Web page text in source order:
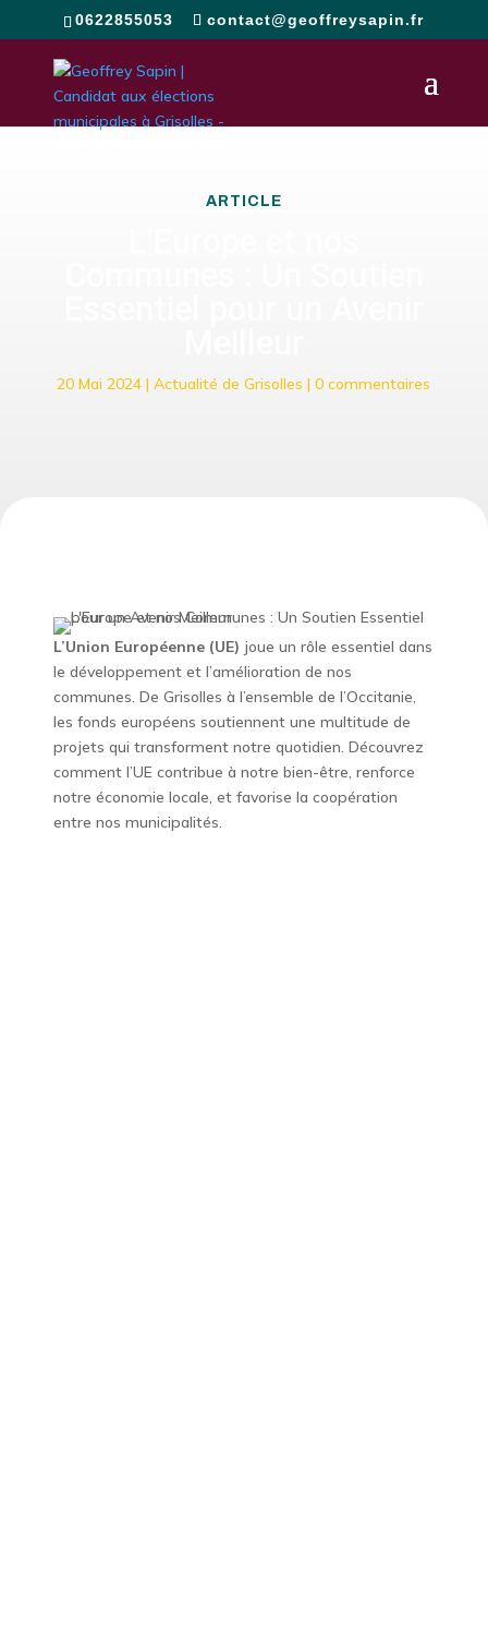
0622855053 contact@geoffreysapin.fr
ARTICLE
20 Mai 2024 |Actualité de Grisolles |0 commentaires
L’Union Européenne (UE) joue un rôle essentiel dans
le développement et l’amélioration de nos
communes. De Grisolles à l’ensemble de l’Occitanie,
les fonds européens soutiennent une multitude de
projets qui transforment notre quotidien. Découvrez
comment l’UE contribue à notre bien-être, renforce
notre économie locale, et favorise la coopération
entre nos municipalités.